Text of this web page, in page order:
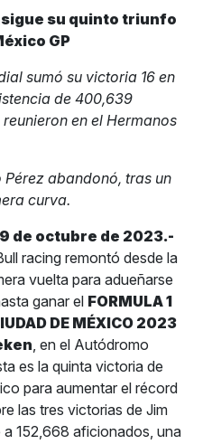
su quinto triunfo
GP
sumó su victoria 16 en
de 400,639
en el Hermanos
abandonó, tras un
curva.
de octubre de 2023.-
racing remontó desde la
vuelta para adueñarse
ganar el FORMULA 1
DE MÉXICO 2023
, en el Autódromo
es la quinta victoria de
para aumentar el récord
las tres victorias de Jim
152,668 aficionados, una